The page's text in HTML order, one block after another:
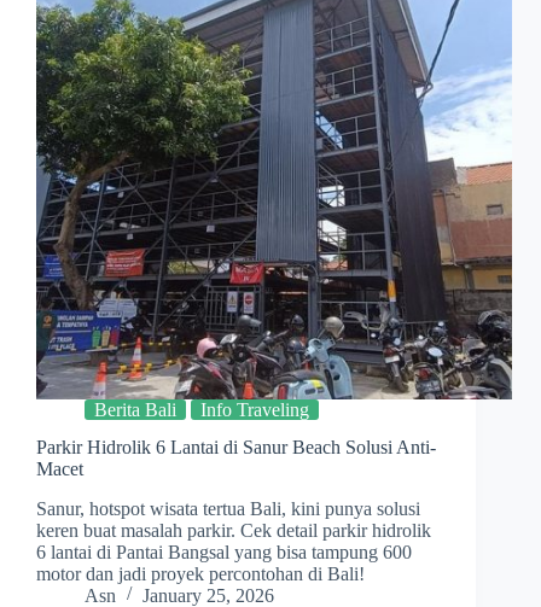
Berita Bali
Info Traveling
Parkir Hidrolik 6 Lantai di Sanur Beach Solusi Anti-
Macet
Sanur, hotspot wisata tertua Bali, kini punya solusi
keren buat masalah parkir. Cek detail parkir hidrolik
6 lantai di Pantai Bangsal yang bisa tampung 600
motor dan jadi proyek percontohan di Bali!
Asn
January 25, 2026